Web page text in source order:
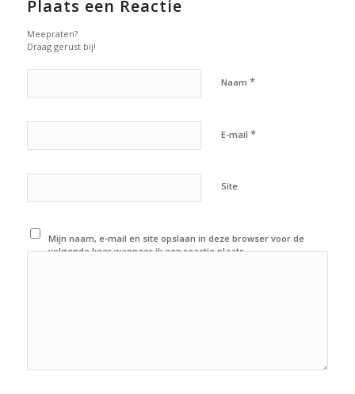
Plaats een Reactie
Meepraten?
Draag gerust bij!
Naam *
E-mail *
Site
Mijn naam, e-mail en site opslaan in deze browser voor de
volgende keer wanneer ik een reactie plaats.